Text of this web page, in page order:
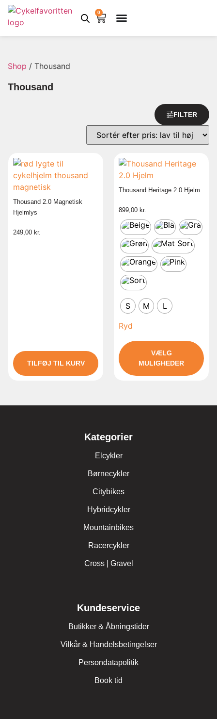
0
Shop / Thousand
Thousand
FILTER
Thousand 2.0 Magnetisk
Hjelmlys
249,00 kr.
TILFØJ TIL KURV
Thousand Heritage 2.0 Hjelm
899,00 kr.
S M L
Ryd
VÆLG
MULIGHEDER
Kategorier
Elcykler
Børnecykler
Citybikes
Hybridcykler
Mountainbikes
Racercykler
Cross | Gravel
Kundeservice
Butikker & Åbningstider
Vilkår & Handelsbetingelser
Persondatapolitik
Book tid